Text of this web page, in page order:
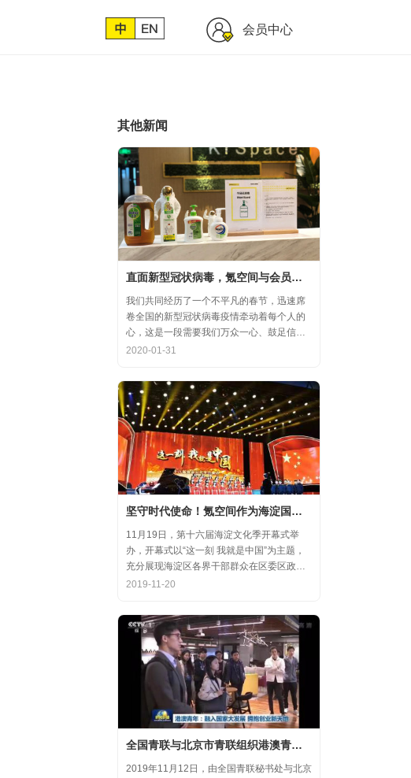
会员中心
其他新闻
直面新型冠状病毒，氪空间与会员协力共氪疫情
我们共同经历了一个不平凡的春节，迅速席
卷全国的新型冠状病毒疫情牵动着每个人的
心，这是一段需要我们万众一心、鼓足信心
的时期，氪空间希望和优秀的你们在一起，
2020-01-31
坚守时代使命！氪空间作为海淀国庆游园保障先进代表亮相
11月19日，第十六届海淀文化季开幕式举
办，开幕式以“这一刻 我就是中国”为主题，
充分展现海淀区各界干部群众在区委区政府
的坚强领导下，在国庆服务保障工作中表现
的一流精神风貌，以及催人泪下的感人事
迹。
2019-11-20
全国青联与北京市青联组织港澳青年代表参访氪空间
2019年11月12日，由全国青联秘书处与北京